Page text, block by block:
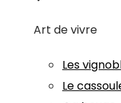
Art de vivre
Les
Le